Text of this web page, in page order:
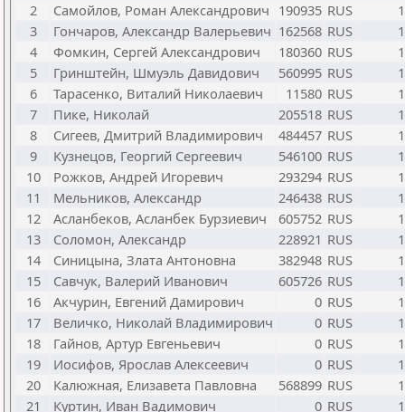
2
Самойлов, Роман Александрович 190935 RUS
3
Гончаров, Александр Валерьевич 162568 RUS
4
Фомкин, Сергей Александрович 180360 RUS
5
Гринштейн, Шмуэль Давидович 560995 RUS
6
Тарасенко, Виталий Николаевич 11580 RUS
7
Пике, Николай 205518 RUS
8
Сигеев, Дмитрий Владимирович 484457 RUS
9
Кузнецов, Георгий Сергеевич 546100 RUS
10
Рожков, Андрей Игоревич 293294 RUS
11
Мельников, Александр 246438 RUS
12
Асланбеков, Асланбек Бурзиевич 605752 RUS
13
Соломон, Александр 228921 RUS
14
Синицына, Злата Антоновна 382948 RUS
15
Савчук, Валерий Иванович 605726 RUS
16
Акчурин, Евгений Дамирович 0 RUS
17
Величко, Николай Владимирович 0 RUS
18
Гайнов, Артур Евгеньевич 0 RUS
19
Иосифов, Ярослав Алексеевич 0 RUS
20
Калюжная, Елизавета Павловна 568899 RUS
21
Куртин, Иван Вадимович 0 RUS